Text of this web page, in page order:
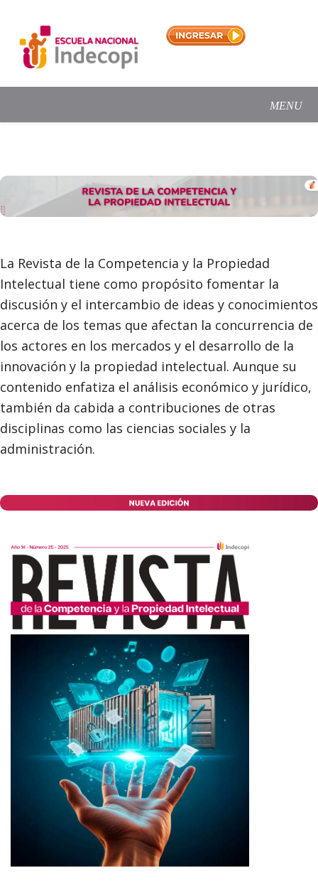
La Revista de la Competencia y la Propiedad
Intelectual tiene como propósito fomentar la
discusión y el intercambio de ideas y conocimientos
acerca de los temas que afectan la concurrencia de
los actores en los mercados y el desarrollo de la
innovación y la propiedad intelectual. Aunque su
contenido enfatiza el análisis económico y jurídico,
también da cabida a contribuciones de otras
disciplinas como las ciencias sociales y la
administración.